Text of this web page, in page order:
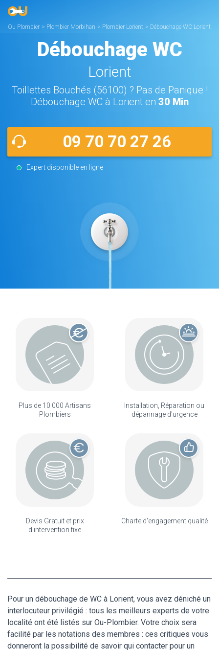
Ou Plombier > Plombier Morbihan > Plombier Lorient > Débouchage WC Lorient
Débouchage WC
Lorient
Toillettes Bouchés (56100) ? Pas de Panique !
Débouchage WC à Lorient en 30 Min
09 70 70 27 26
Expert disponible en ligne
Plus de 10 000 Artisans
Plombiers
Installation, Réparation ou
dépannage d'urgence
Devis Gratuit et prix
d'intervention fixe
Charte d'engagement qualité
Pour un débouchage de WC à Lorient, vous avez déniché un
interlocuteur privilégié : tous les meilleurs experts de votre
localité ont été listés sur Ou-Plombier. Votre choix sera
facilité par les notations des membres : ces critiques vous
donneront la possibilité de savoir qui contacter pour un